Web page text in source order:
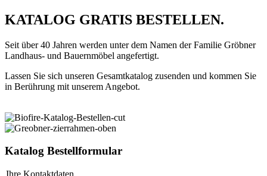
KATALOG GRATIS BESTELLEN.
Seit über 40 Jahren werden unter dem Namen der Familie Gröbner
Landhaus- und Bauernmöbel angefertigt.
Lassen Sie sich unseren Gesamtkatalog zusenden und kommen Sie
in Berührung mit unserem Angebot.
Katalog Bestellformular
Ihre Kontaktdaten